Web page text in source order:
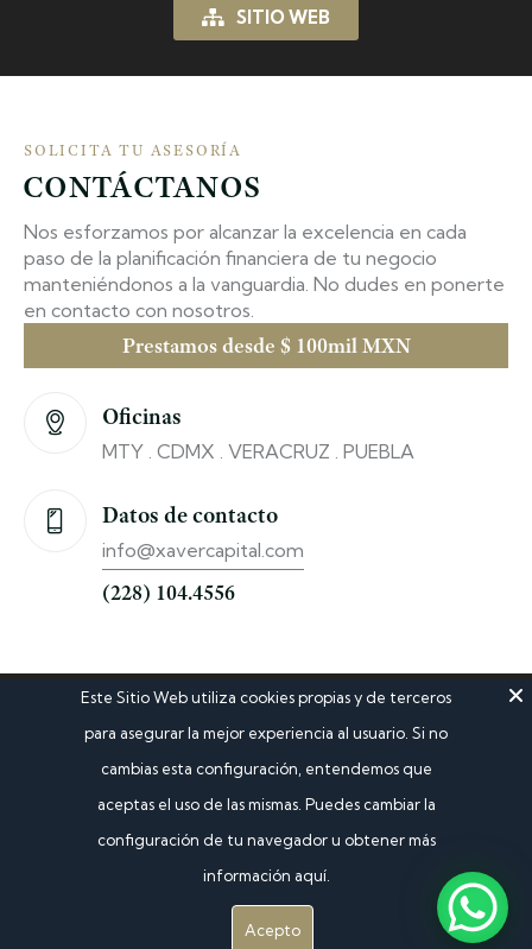
SITIO WEB
SOLICITA TU ASESORÍA
CONTÁCTANOS
Nos esforzamos por alcanzar la excelencia en cada
paso de la planificación financiera de tu negocio
manteniéndonos a la vanguardia. No dudes en ponerte
en contacto con nosotros.
Prestamos desde $ 100mil MXN
Oficinas
MTY . CDMX . VERACRUZ . PUEBLA
Datos de contacto
info@xavercapital.com
(228) 104.4556
LLAMAR AHORA
WHATSAPP
SITIO WEB
Este Sitio Web utiliza cookies propias y de terceros
para asegurar la mejor experiencia al usuario. Si no
cambias esta configuración, entendemos que
aceptas el uso de las mismas. Puedes cambiar la
configuración de tu navegador u obtener más
información aquí.
Acepto